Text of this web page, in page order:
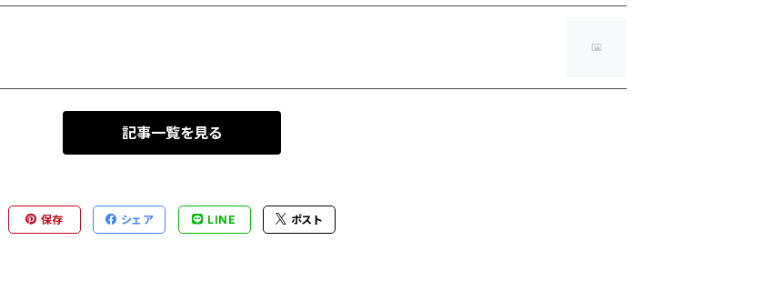
記事一覧を見る
保存 シェア LINE ポスト